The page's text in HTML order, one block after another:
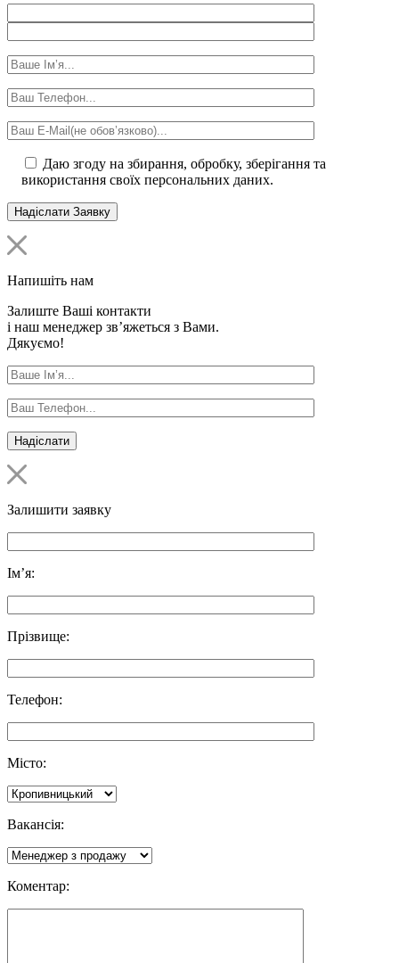
Даю згоду на збирання, обробку, зберігання та
використання своїх персональних даних.
Напишіть нам
Залиште Ваші контакти
і наш менеджер зв’яжеться з Вами.
Дякуємо!
Залишити заявку
Ім’я:
Прізвище:
Телефон:
Місто:
Вакансія:
Коментар: